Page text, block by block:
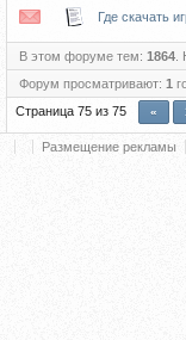
Где скачать
В этом форуме тем: 1864
Форум просматривают: 1
Страница 75 из 75 «
Размещение рекламы